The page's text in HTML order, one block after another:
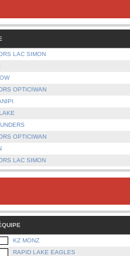
LAC SIMON
OPTICIWAN
OPTICIWAN
LAC SIMON
KZ MONZ
RAPID LAKE EAGLES